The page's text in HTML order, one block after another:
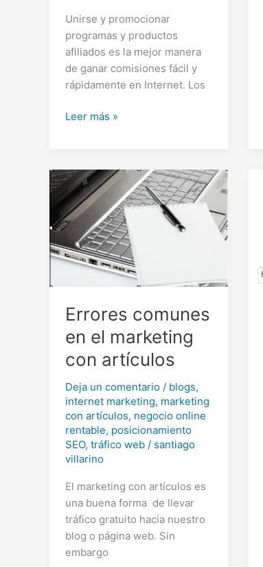
Unirse y promocionar
programas y productos
afiliados es la mejor manera
de ganar comisiones fácil y
rápidamente en Internet. Los
5
comisiones
como
afiliado
Leer más »
Errores comunes
en el marketing
con artículos
Deja un comentario / blogs,
internet marketing, marketing
con artículos, negocio online
rentable, posicionamiento
SEO, tráfico web/ santiago
villarino
El marketing con artículos es
una buena forma de llevar
tráfico gratuito hacia nuestro
blog o página web. Sin
embargo